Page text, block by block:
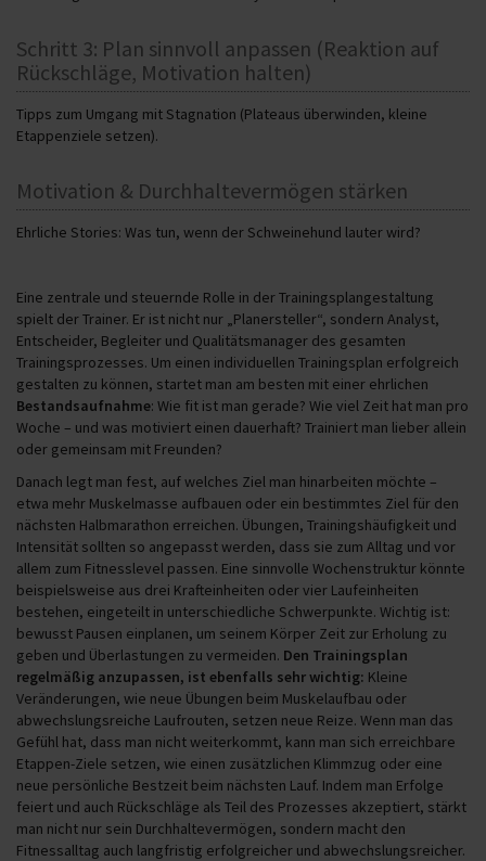
Schritt 3: Plan sinnvoll anpassen (Reaktion auf
Rückschläge, Motivation halten)
Tipps zum Umgang mit Stagnation (Plateaus überwinden, kleine
Etappenziele setzen).
Motivation & Durchhaltevermögen stärken
Ehrliche Stories: Was tun, wenn der Schweinehund lauter wird?
Eine zentrale und steuernde Rolle in der Trainingsplangestaltung
spielt der Trainer. Er ist nicht nur „Planersteller“, sondern Analyst,
Entscheider, Begleiter und Qualitätsmanager des gesamten
Trainingsprozesses. Um einen individuellen Trainingsplan erfolgreich
gestalten zu können, startet man am besten mit einer ehrlichen
Bestandsaufnahme: Wie fit ist man gerade? Wie viel Zeit hat man pro
Woche – und was motiviert einen dauerhaft? Trainiert man lieber allein
oder gemeinsam mit Freunden?
Danach legt man fest, auf welches Ziel man hinarbeiten möchte –
etwa mehr Muskelmasse aufbauen oder ein bestimmtes Ziel für den
nächsten Halbmarathon erreichen. Übungen, Trainingshäufigkeit und
Intensität sollten so angepasst werden, dass sie zum Alltag und vor
allem zum Fitnesslevel passen. Eine sinnvolle Wochenstruktur könnte
beispielsweise aus drei Krafteinheiten oder vier Laufeinheiten
bestehen, eingeteilt in unterschiedliche Schwerpunkte. Wichtig ist:
bewusst Pausen einplanen, um seinem Körper Zeit zur Erholung zu
geben und Überlastungen zu vermeiden. Den Trainingsplan
regelmäßig anzupassen, ist ebenfalls sehr wichtig: Kleine
Veränderungen, wie neue Übungen beim Muskelaufbau oder
abwechslungsreiche Laufrouten, setzen neue Reize. Wenn man das
Gefühl hat, dass man nicht weiterkommt, kann man sich erreichbare
Etappen-Ziele setzen, wie einen zusätzlichen Klimmzug oder eine
neue persönliche Bestzeit beim nächsten Lauf. Indem man Erfolge
feiert und auch Rückschläge als Teil des Prozesses akzeptiert, stärkt
man nicht nur sein Durchhaltevermögen, sondern macht den
Fitnessalltag auch langfristig erfolgreicher und abwechslungsreicher.